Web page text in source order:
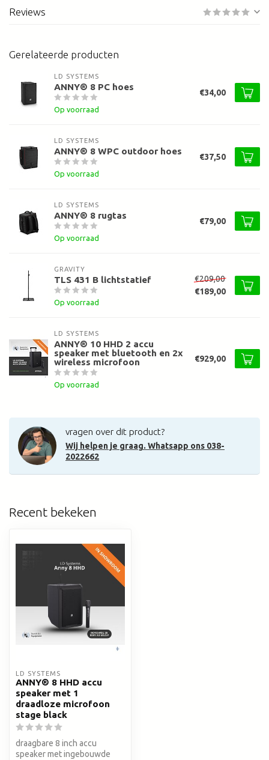
Reviews
Gerelateerde producten
LD SYSTEMS
ANNY® 8 PC hoes
Op voorraad
€34,00
LD SYSTEMS
ANNY® 8 WPC outdoor hoes
Op voorraad
€37,50
LD SYSTEMS
ANNY® 8 rugtas
Op voorraad
€79,00
GRAVITY
TLS 431 B lichtstatief
Op voorraad
€209,00
€189,00
LD SYSTEMS
ANNY® 10 HHD 2 accu
speaker met bluetooth en 2x
wireless microfoon
Op voorraad
€929,00
vragen over dit product?
Wij helpen je graag. Whatsapp ons 038-
2022662
Recent bekeken
LD SYSTEMS
ANNY® 8 HHD accu
speaker met 1
draadloze microfoon
stage black
draagbare 8 inch accu
speaker met ingebouwde